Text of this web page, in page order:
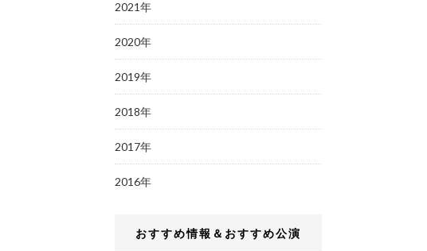
2021年
2020年
2019年
2018年
2017年
2016年
おすすめ情報＆おすすめ公演